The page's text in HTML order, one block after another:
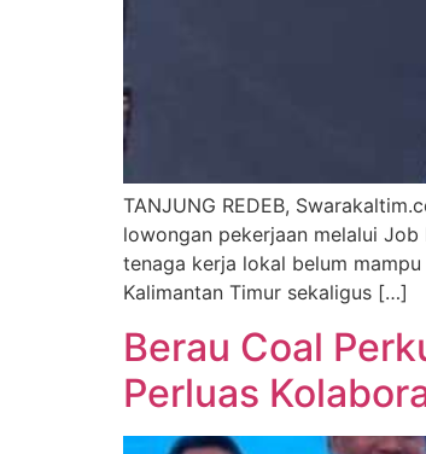
TANJUNG REDEB,
lowongan pekerjaan melalui
tenaga kerja lokal belum
Kalimantan Timur sekaligus […]
Berau Coal
Perluas